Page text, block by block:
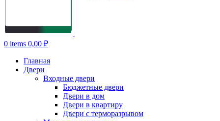
0 items 0,00 ₽
Главная
Двери
Входные двери
Бюджетные двери
Двери в дом
Двери в квартиру
Двери с терморазрывом